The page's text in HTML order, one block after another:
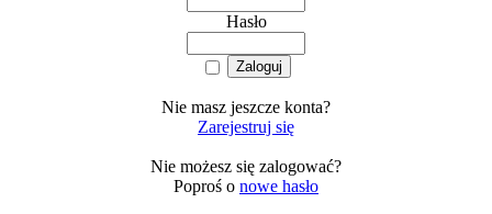
Hasło
Nie masz jeszcze konta?
Zarejestruj się
Nie możesz się zalogować?
Poproś o nowe hasło